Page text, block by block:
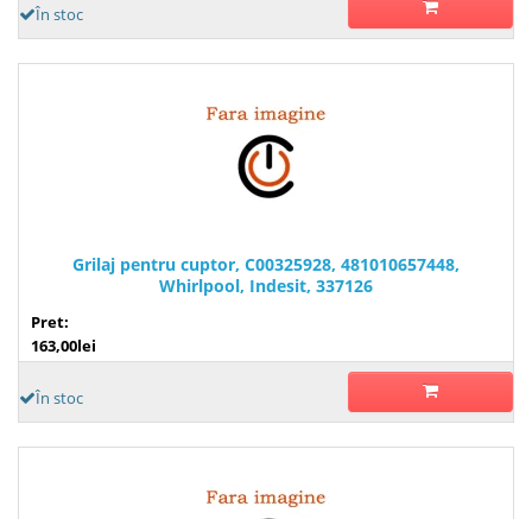
În stoc
Grilaj pentru cuptor, C00325928, 481010657448,
Whirlpool, Indesit, 337126
Pret:
163,00lei
În stoc